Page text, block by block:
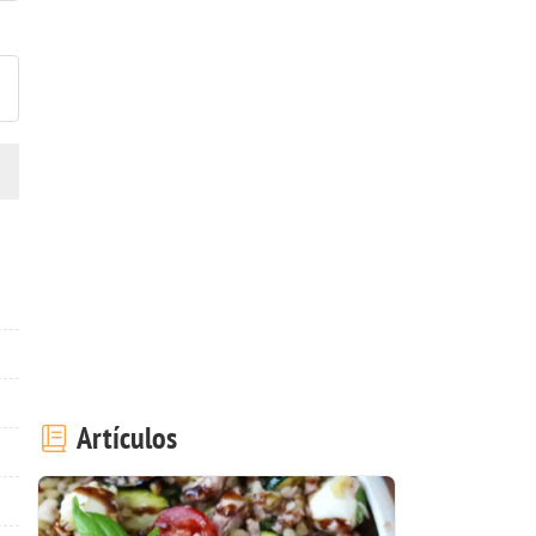
la foto de esta receta
Artículos